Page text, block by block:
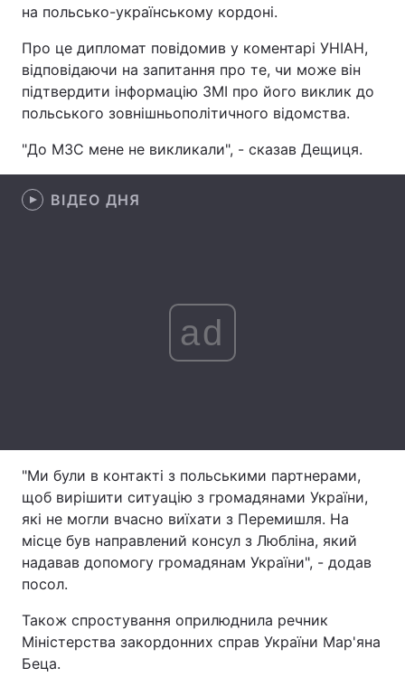
Україна Політика
Економіка Світ
Спорт Наука
Зброя Інциденти
Архів Вакансії
Контакти
Послуги
на польсько-українському кордоні.
Про це дипломат повідомив у коментарі УНІАН,
відповідаючи на запитання про те, чи може він
підтвердити інформацію ЗМІ про його виклик до
польського зовнішньополітичного відомства.
"До МЗС мене не викликали", - сказав Дещиця.
ВІДЕО ДНЯ
ad
"Ми були в контакті з польськими партнерами,
щоб вирішити ситуацію з громадянами України,
які не могли вчасно виїхати з Перемишля. На
місце був направлений консул з Любліна, який
надавав допомогу громадянам України", - додав
посол.
Також спростування оприлюднила речник
Міністерства закордонних справ України Мар'яна
Беца.